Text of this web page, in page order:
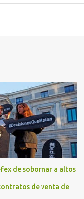
de sobornar a altos
de venta de